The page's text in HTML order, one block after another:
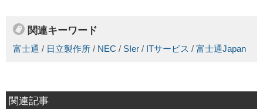
関連キーワード
富士通 / 日立製作所 / NEC / SIer / ITサービス / 富士通Japan
関連記事